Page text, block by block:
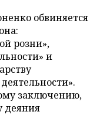
обвиняется
розни»,
и
заключению,
деяния